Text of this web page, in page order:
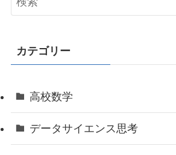
カテゴリー
高校数学
データサイエンス思考